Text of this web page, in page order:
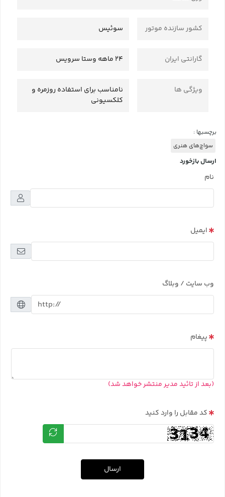
کشور سازنده موتور سوئیس
گارانتی ایران ۲۴ ماهه وستا سرویس
ویژگی ها
نامناسب برای استفاده روزمره و
کلکسیونی
برچسبها :
سواچ‌های هنری
ارسال بازخورد
نام
ایمیل
وب سایت / وبلاگ
پیغام
(بعد از تائید مدیر منتشر خواهد شد)
کد مقابل را وارد کنید
ارسال